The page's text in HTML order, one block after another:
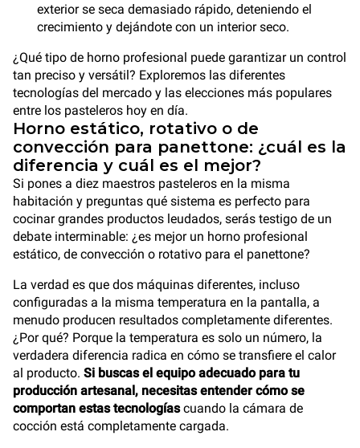
exterior se seca demasiado rápido, deteniendo el
crecimiento y dejándote con un interior seco.
¿Qué tipo de horno profesional puede garantizar un control
tan preciso y versátil? Exploremos las diferentes
tecnologías del mercado y las elecciones más populares
entre los pasteleros hoy en día.
Horno estático, rotativo o de
convección para panettone: ¿cuál es la
diferencia y cuál es el mejor?
Si pones a diez maestros pasteleros en la misma
habitación y preguntas qué sistema es perfecto para
cocinar grandes productos leudados, serás testigo de un
debate interminable: ¿es mejor un horno profesional
estático, de convección o rotativo para el panettone?
La verdad es que dos máquinas diferentes, incluso
configuradas a la misma temperatura en la pantalla, a
menudo producen resultados completamente diferentes.
¿Por qué? Porque la temperatura es solo un número, la
verdadera diferencia radica en cómo se transfiere el calor
al producto. Si buscas el equipo adecuado para tu
producción artesanal, necesitas entender cómo se
comportan estas tecnologíascuando la cámara de
cocción está completamente cargada.